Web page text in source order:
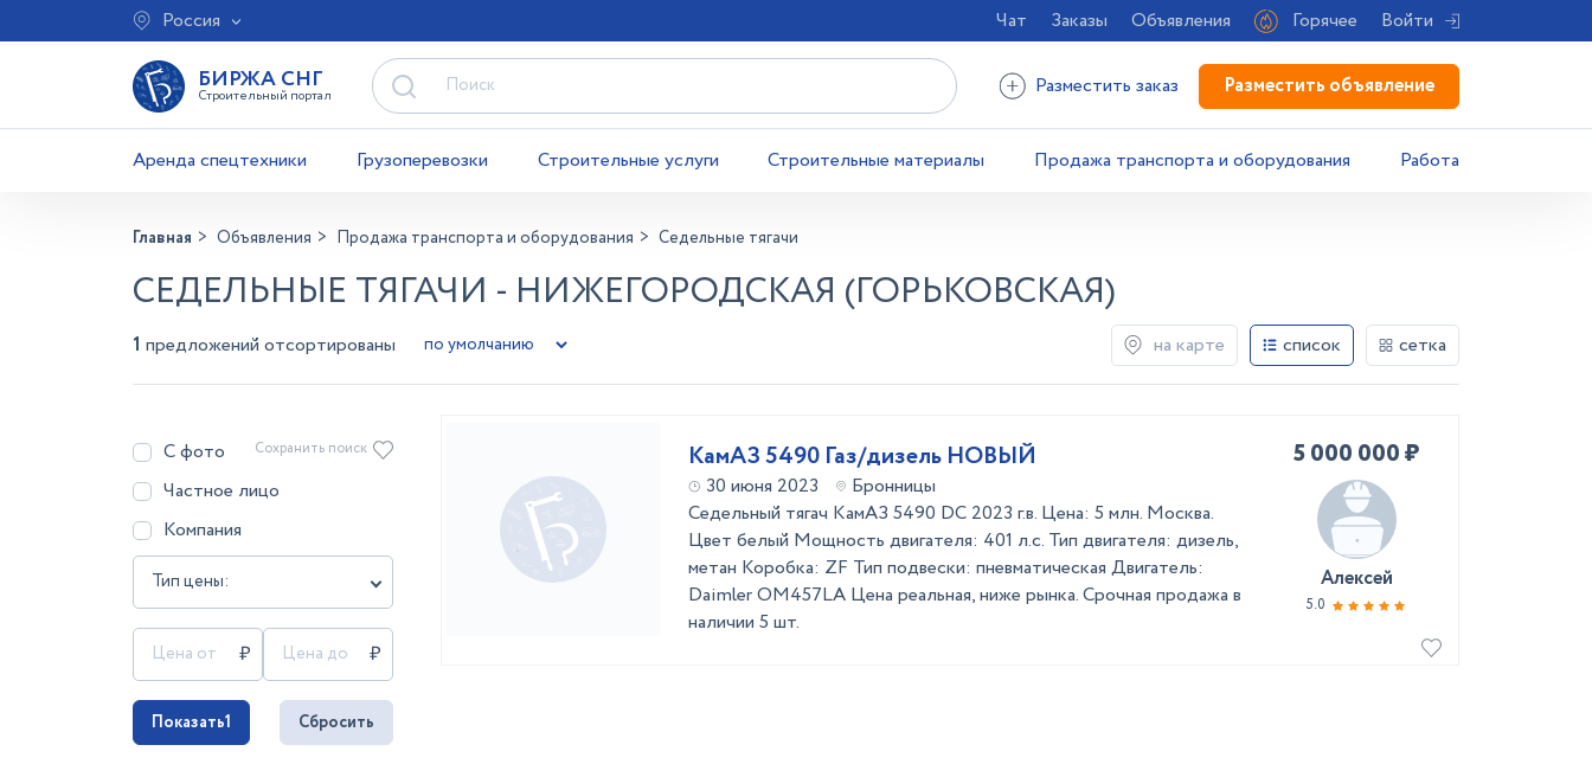
Россия Чат Заказы Объявления Горячее Войти
БИРЖА СНГ
Строительный портал Разместить заказ Разместить объявление
Аренда спецтехники Грузоперевозки Строительные услуги Строительные материалы Продажа транспорта и оборудования Работа
Главная Объявления Продажа транспорта и оборудования Седельные тягачи
СЕДЕЛЬНЫЕ ТЯГАЧИ - НИЖЕГОРОДСКАЯ (ГОРЬКОВСКАЯ)
1 предложений отсортированы на карте список сетка
С фото
Частное лицо
Компания
Тип цены:
Сохранить поиск
Показать1 Сбросить
КамАЗ 5490 Газ/дизель НОВЫЙ
30 июня 2023
Бронницы
Седельный тягач КамАЗ 5490 DC 2023 г.в. Цена: 5 млн. Москва.
Цвет белый Мощность двигателя: 401 л.с. Тип двигателя: дизель,
метан Коробка: ZF Тип подвески: пневматическая Двигатель:
Daimler OM457LA Цена реальная, ниже рынка. Срочная продажа в
наличии 5 шт.
5 000 000 ₽
Алексей
5.0